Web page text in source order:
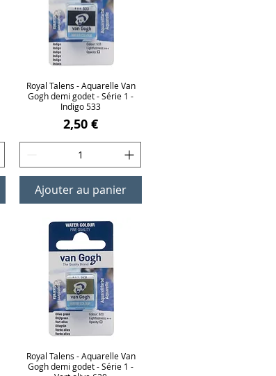
Aperçu rapide
Royal Talens - Aquarelle Van
Gogh demi godet - Série 1 -
Indigo 533
Prix
2,50 €
Ajouter au panier
Aperçu rapide
Royal Talens - Aquarelle Van
Gogh demi godet - Série 1 -